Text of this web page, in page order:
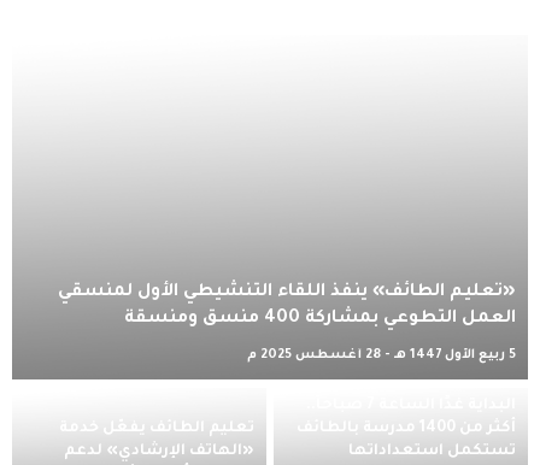
«تعليم الطائف» ينفذ اللقاء التنشيطي الأول لمنسقي
العمل التطوعي بمشاركة 400 منسق ومنسقة
5 ربيع الأول 1447 هـ - 28 أغسطس 2025 م
أكثر من 1400 مدرسة بالطائف
تستكمل استعداداتها
تعليم الطائف يفعّل خدمة
«الهاتف الإرشادي» لدعم